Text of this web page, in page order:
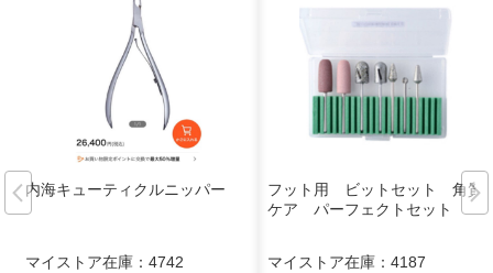
内海キューティクルニッパー
マイストア在庫： 4742
フット用 ビットセット 角質
ケア パーフェクトセット
マイストア在庫： 4187